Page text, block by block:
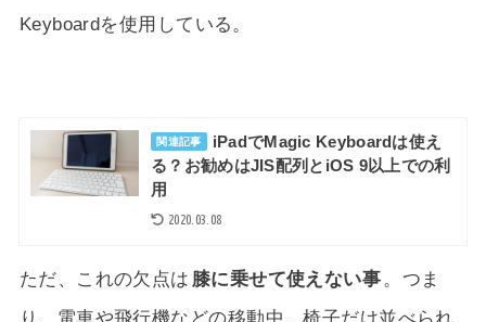
Keyboardを使用している。
関連記事
iPadでMagic Keyboardは使え
る？お勧めはJIS配列とiOS 9以上での利
用
2020.03.08
ただ、これの欠点は 膝に乗せて使えない事 。つま
り、電車や飛行機などの移動中、椅子だけ並べられ